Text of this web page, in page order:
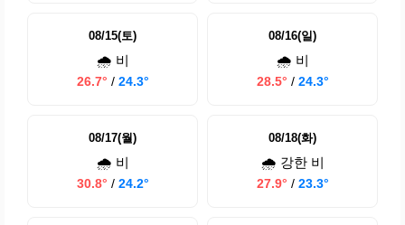
08/15(토)
🌧️ 비
26.7° / 24.3°
08/16(일)
🌧️ 비
28.5° / 24.3°
08/17(월)
🌧️ 비
30.8° / 24.2°
08/18(화)
🌧️ 강한 비
27.9° / 23.3°